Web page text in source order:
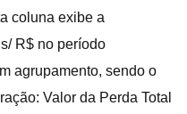
coluna exibe a
R$ no período
agrupamento, sendo o
Valor da Perda Total